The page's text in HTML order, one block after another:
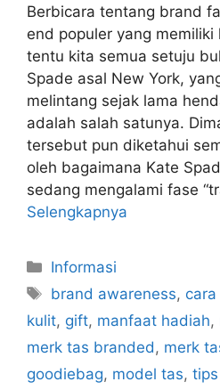
Berbicara tentang brand
end populer yang
tentu kita semua setuju
Spade asal New York,
melintang sejak lama
adalah salah satunya.
tersebut pun diketahui
oleh bagaimana Kate
sedang mengalami fase
Selengkapnya
Kategori
Informasi
Tag
brand awareness,
kulit, gift, manfaat hadiah,
merk tas branded , merk
goodiebag, model tas,